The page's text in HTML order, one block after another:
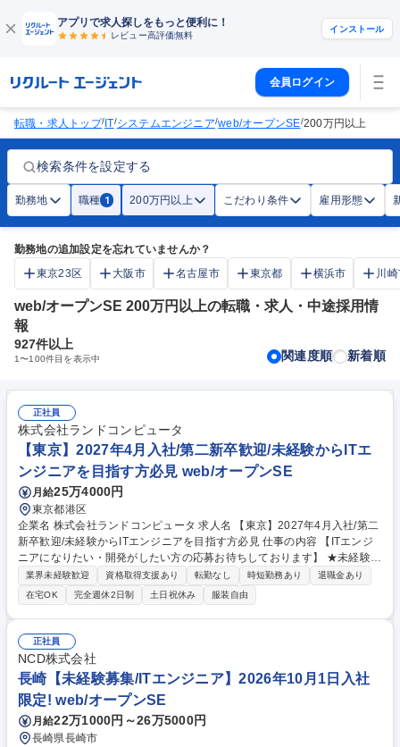
アプリで求人探しをもっと便利に！
レビュー高評価無料
インストール
会員ログイン
転職・求人トップ/ IT/システムエンジニア/web/オープンSE/200万円以上
検索条件を設定する
勤務地 職種 1 200万円以上 こだわり条件 雇用形態
勤務地の追加設定を忘れていませんか？
東京23区
大阪市 名古屋市 東京都 横浜市 川
web/オープンSE 200万円以上の転職・求人・中途採用情
報
927件以上
1〜100件目を表示中 関連度順 新着順
正社員
株式会社ランドコンピュータ
【東京】2027年4月入社/第二新卒歓迎/未経験からITエ
ンジニアを目指す方必見 web/オープンSE
月給25万4000円
東京都港区
企業名 株式会社ランドコンピュータ 求人名 【東京】2027年4月入社/第二
新卒歓迎/未経験からITエンジニアを目指す方必見 仕事の内容 【ITエンジ
ニアになりたい・開発がしたい方の応募お待ちしております】 ★未経験歓
迎/開発実務経験は不問 ★教育・研修制度が充実し、“教育のランド”といわ
れる当社でSEとして確実に成長しませんか。 ■4月1日に新卒者と一緒に
ご入社頂き、新人教育で共に習熟頂きます。 第二新卒の方でもスタートし
やすく、また、配属後もOJTトレーナーがサポート致します。【魅力】新
人教育を含め研修環境が充実しております。(技術研修・ヒューマンスキ
ルなど)3か月の新人教育期間でも資格にチャレンジいただきますが、専門
の講師による指導もあり高い合格率を記録。(2025年度は第二新卒の方も
含め、Java Bronze、Silver 100％の合格率) 募集職種 【東京】2027年4月
入社/第二新卒歓迎/未経験からITエンジニアを目指す方必見
業界未経験歓迎 資格取得支援あり 転勤なし 時短勤務あり
退職金あり
在宅OK
完全週休2日制 土日祝休み 服装自由
正社員
NCD株式会社
長崎【未経験募集/ITエンジニア】2026年10月1日入社
限定! web/オープンSE
月給22万1000円～26万5000円
長崎県長崎市